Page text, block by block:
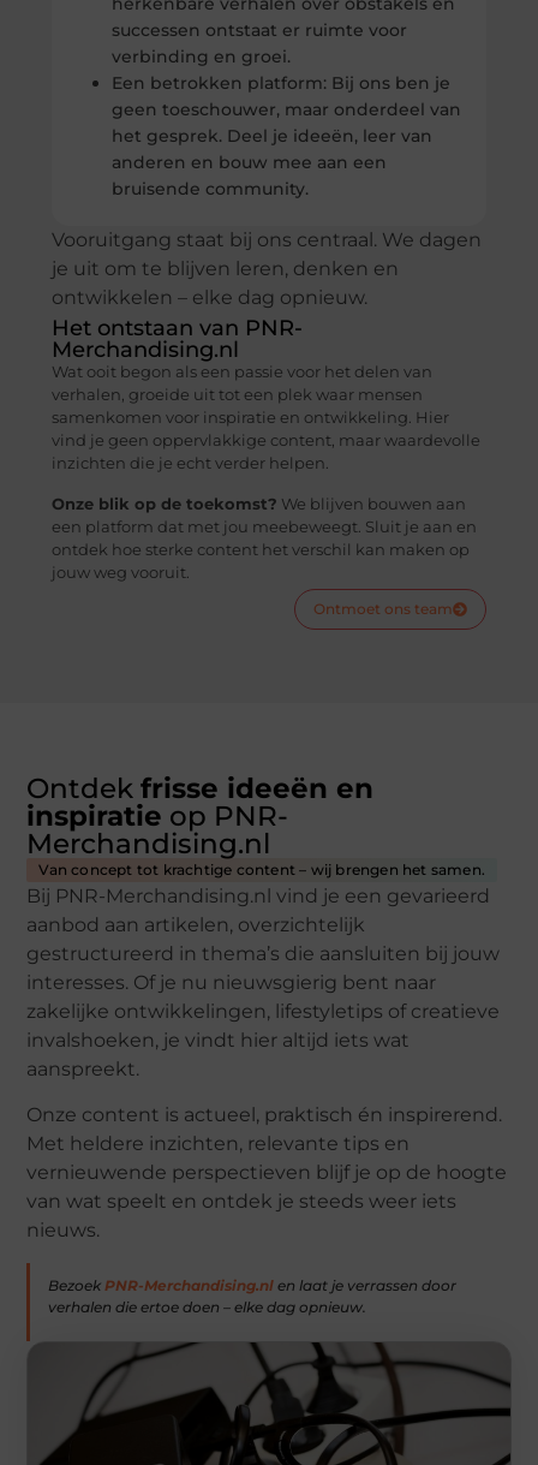
successen ontstaat er ruimte voor
verbinding en groei.
Een betrokken platform: Bij ons ben je
geen toeschouwer, maar onderdeel van
het gesprek. Deel je ideeën, leer van
anderen en bouw mee aan een
bruisende community.
Vooruitgang staat bij ons centraal. We dagen
je uit om te blijven leren, denken en
ontwikkelen – elke dag opnieuw.
Het ontstaan van PNR-
Merchandising.nl
Wat ooit begon als een passie voor het delen van
verhalen, groeide uit tot een plek waar mensen
samenkomen voor inspiratie en ontwikkeling. Hier
vind je geen oppervlakkige content, maar waardevolle
inzichten die je echt verder helpen.
Onze blik op de toekomst? We blijven bouwen aan
een platform dat met jou meebeweegt. Sluit je aan en
ontdek hoe sterke content het verschil kan maken op
jouw weg vooruit.
Ontmoet ons team
Ontdekfrisse ideeën en
inspiratie op PNR-
Merchandising.nl
Van concept tot krachtige content – wij brengen het samen.
Bij PNR-Merchandising.nl vind je een gevarieerd
aanbod aan artikelen, overzichtelijk
gestructureerd in thema’s die aansluiten bij jouw
interesses. Of je nu nieuwsgierig bent naar
zakelijke ontwikkelingen, lifestyletips of creatieve
invalshoeken, je vindt hier altijd iets wat
aanspreekt.
Onze content is actueel, praktisch én inspirerend.
Met heldere inzichten, relevante tips en
vernieuwende perspectieven blijf je op de hoogte
van wat speelt en ontdek je steeds weer iets
nieuws.
Bezoek PNR-Merchandising.nl en laat je verrassen door
verhalen die ertoe doen – elke dag opnieuw.